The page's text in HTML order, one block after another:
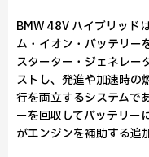
BMW 48V ハイブリッド
ム・イオン・バッテリー
スターター・ジェネレー
ストし、発進や加速時の
行を両立するシステムで
ーを回収してバッテリー
がエンジンを補助する追